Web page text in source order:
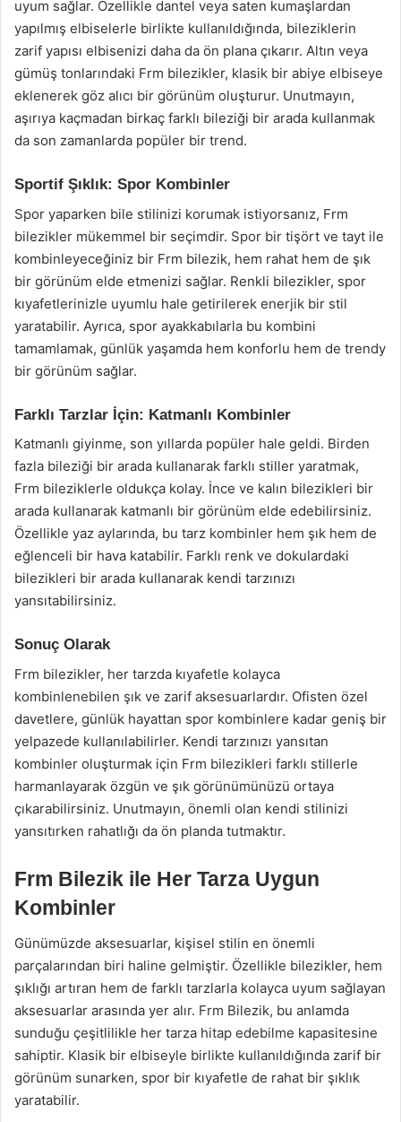
uyum sağlar. Özellikle dantel veya saten kumaşlardan
yapılmış elbiselerle birlikte kullanıldığında, bileziklerin
zarif yapısı elbisenizi daha da ön plana çıkarır. Altın veya
gümüş tonlarındaki Frm bilezikler, klasik bir abiye elbiseye
eklenerek göz alıcı bir görünüm oluşturur. Unutmayın,
aşırıya kaçmadan birkaç farklı bileziği bir arada kullanmak
da son zamanlarda popüler bir trend.
Sportif Şıklık: Spor Kombinler
Spor yaparken bile stilinizi korumak istiyorsanız, Frm
bilezikler mükemmel bir seçimdir. Spor bir tişört ve tayt ile
kombinleyeceğiniz bir Frm bilezik, hem rahat hem de şık
bir görünüm elde etmenizi sağlar. Renkli bilezikler, spor
kıyafetlerinizle uyumlu hale getirilerek enerjik bir stil
yaratabilir. Ayrıca, spor ayakkabılarla bu kombini
tamamlamak, günlük yaşamda hem konforlu hem de trendy
bir görünüm sağlar.
Farklı Tarzlar İçin: Katmanlı Kombinler
Katmanlı giyinme, son yıllarda popüler hale geldi. Birden
fazla bileziği bir arada kullanarak farklı stiller yaratmak,
Frm bileziklerle oldukça kolay. İnce ve kalın bilezikleri bir
arada kullanarak katmanlı bir görünüm elde edebilirsiniz.
Özellikle yaz aylarında, bu tarz kombinler hem şık hem de
eğlenceli bir hava katabilir. Farklı renk ve dokulardaki
bilezikleri bir arada kullanarak kendi tarzınızı
yansıtabilirsiniz.
Sonuç Olarak
Frm bilezikler, her tarzda kıyafetle kolayca
kombinlenebilen şık ve zarif aksesuarlardır. Ofisten özel
davetlere, günlük hayattan spor kombinlere kadar geniş bir
yelpazede kullanılabilirler. Kendi tarzınızı yansıtan
kombinler oluşturmak için Frm bilezikleri farklı stillerle
harmanlayarak özgün ve şık görünümünüzü ortaya
çıkarabilirsiniz. Unutmayın, önemli olan kendi stilinizi
yansıtırken rahatlığı da ön planda tutmaktır.
Frm Bilezik ile Her Tarza Uygun
Kombinler
Günümüzde aksesuarlar, kişisel stilin en önemli
parçalarından biri haline gelmiştir. Özellikle bilezikler, hem
şıklığı artıran hem de farklı tarzlarla kolayca uyum sağlayan
aksesuarlar arasında yer alır. Frm Bilezik, bu anlamda
sunduğu çeşitlilikle her tarza hitap edebilme kapasitesine
sahiptir. Klasik bir elbiseyle birlikte kullanıldığında zarif bir
görünüm sunarken, spor bir kıyafetle de rahat bir şıklık
yaratabilir.